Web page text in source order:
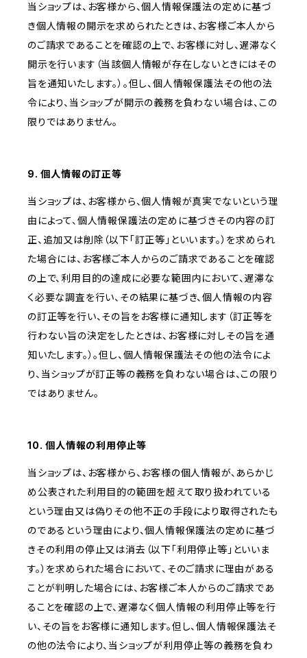
当ショップは、お客様から、個人情報保護法の定めに基づ
き個人情報の開示を求められたときは、お客様ご本人から
のご請求であることを確認の上で、お客様に対し、遅滞なく
開示を行います（当該個人情報が存在しないときにはその
旨を通知いたします。）。但し、個人情報保護法その他の法
令により、当ショップが開示の義務を負わない場合は、この
限りではありません。
9. 個人情報の訂正等
当ショップは、お客様から、個人情報が真実でないという理
由によって、個人情報保護法の定めに基づきその内容の訂
正、追加又は削除（以下「訂正等」といいます。）を求められ
た場合には、お客様ご本人からのご請求であることを確認
の上で、利用目的の達成に必要な範囲内において、遅滞な
く必要な調査を行い、その結果に基づき、個人情報の内容
の訂正等を行い、その旨をお客様に通知します（訂正等を
行わない旨の決定をしたときは、お客様に対しその旨を通
知いたします。）。但し、個人情報保護法その他の法令によ
り、当ショップが訂正等の義務を負わない場合は、この限り
ではありません。
10. 個人情報の利用停止等
当ショップは、お客様から、お客様の個人情報が、あらかじ
め公表された利用目的の範囲を超えて取り扱われている
という理由又は偽りその他不正の手段により取得されたも
のであるという理由により、個人情報保護法の定めに基づ
きその利用の停止又は消去（以下「利用停止等」といいま
す。）を求められた場合において、そのご請求に理由がある
ことが判明した場合には、お客様ご本人からのご請求であ
ることを確認の上で、遅滞なく個人情報の利用停止等を行
い、その旨をお客様に通知します。但し、個人情報保護法そ
の他の法令により、当ショップが利用停止等の義務を負わ